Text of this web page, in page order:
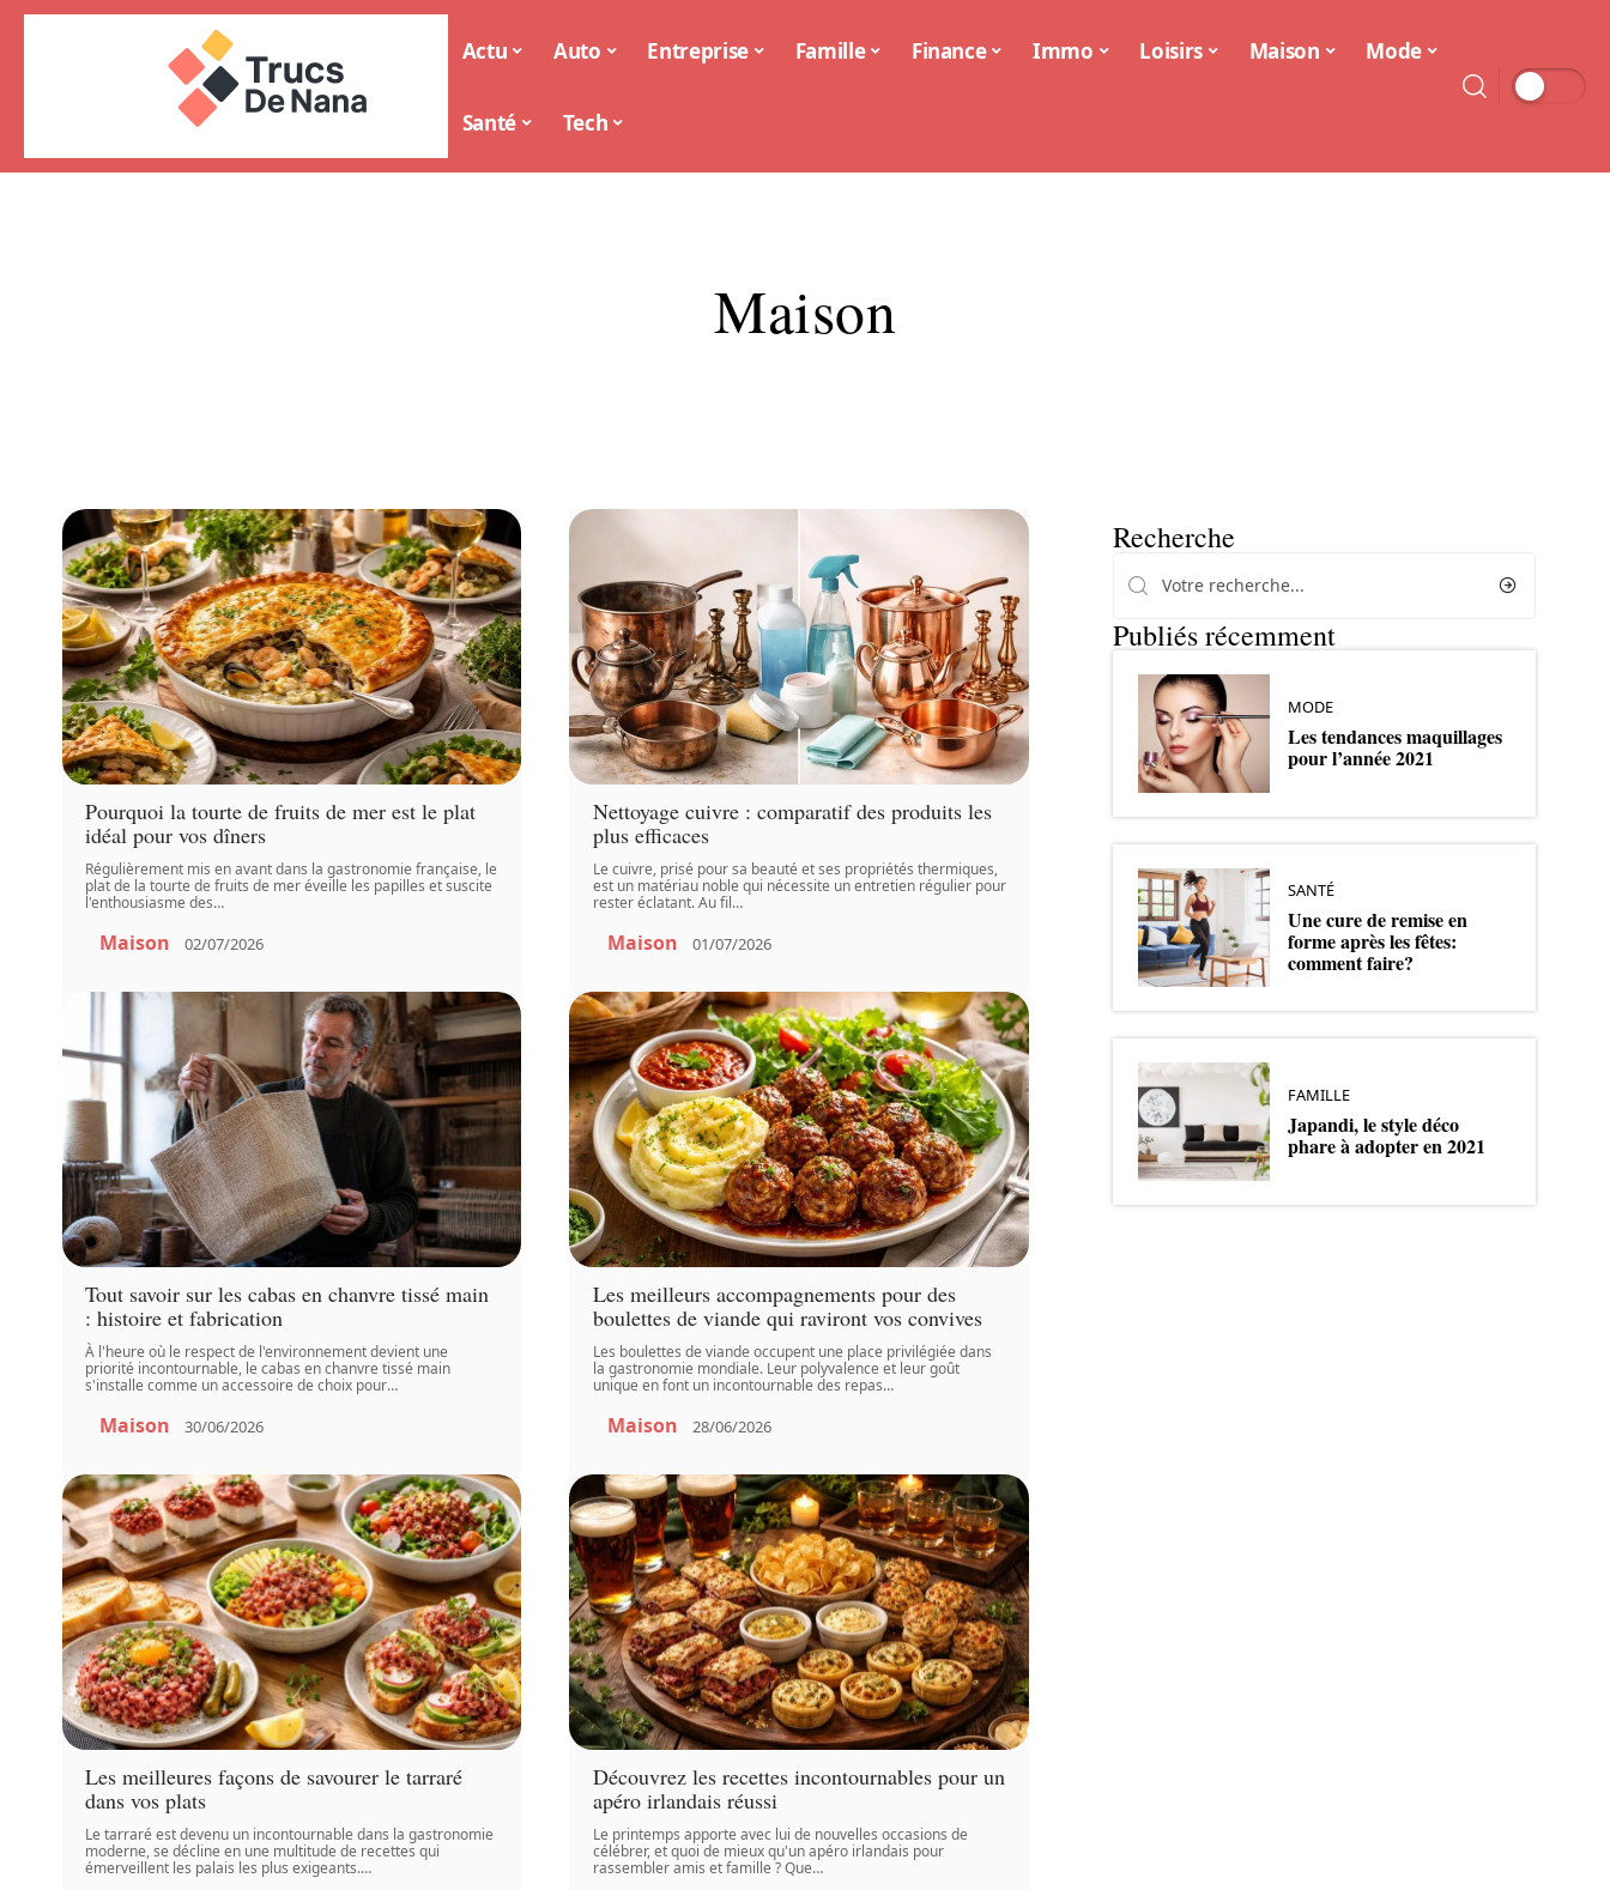
Actu Auto Entreprise Famille Finance Immo Loisirs Maison Mode
Santé Tech
Maison
Pourquoi la tourte de fruits de mer est le plat
idéal pour vos dîners
Régulièrement mis en avant dans la gastronomie française, le
plat de la tourte de fruits de mer éveille les papilles et suscite
l'enthousiasme des…
Maison 02/07/2026
Nettoyage cuivre : comparatif des produits les
plus efficaces
Le cuivre, prisé pour sa beauté et ses propriétés thermiques,
est un matériau noble qui nécessite un entretien régulier pour
rester éclatant. Au fil…
Maison 01/07/2026
Tout savoir sur les cabas en chanvre tissé main
: histoire et fabrication
À l'heure où le respect de l'environnement devient une
priorité incontournable, le cabas en chanvre tissé main
s'installe comme un accessoire de choix pour…
Maison 30/06/2026
Les meilleurs accompagnements pour des
boulettes de viande qui raviront vos convives
Les boulettes de viande occupent une place privilégiée dans
la gastronomie mondiale. Leur polyvalence et leur goût
unique en font un incontournable des repas…
Maison 28/06/2026
Les meilleures façons de savourer le tarraré
dans vos plats
Le tarraré est devenu un incontournable dans la gastronomie
moderne, se décline en une multitude de recettes qui
émerveillent les palais les plus exigeants.…
Découvrez les recettes incontournables pour un
apéro irlandais réussi
Le printemps apporte avec lui de nouvelles occasions de
célébrer, et quoi de mieux qu'un apéro irlandais pour
rassembler amis et famille ? Que…
Recherche
Publiés récemment
MODE
Les tendances maquillages
pour l’année 2021
SANTÉ
Une cure de remise en
forme après les fêtes:
comment faire?
FAMILLE
Japandi, le style déco
phare à adopter en 2021